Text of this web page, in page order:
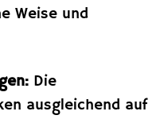
Weise und
Die
ausgleichend auf